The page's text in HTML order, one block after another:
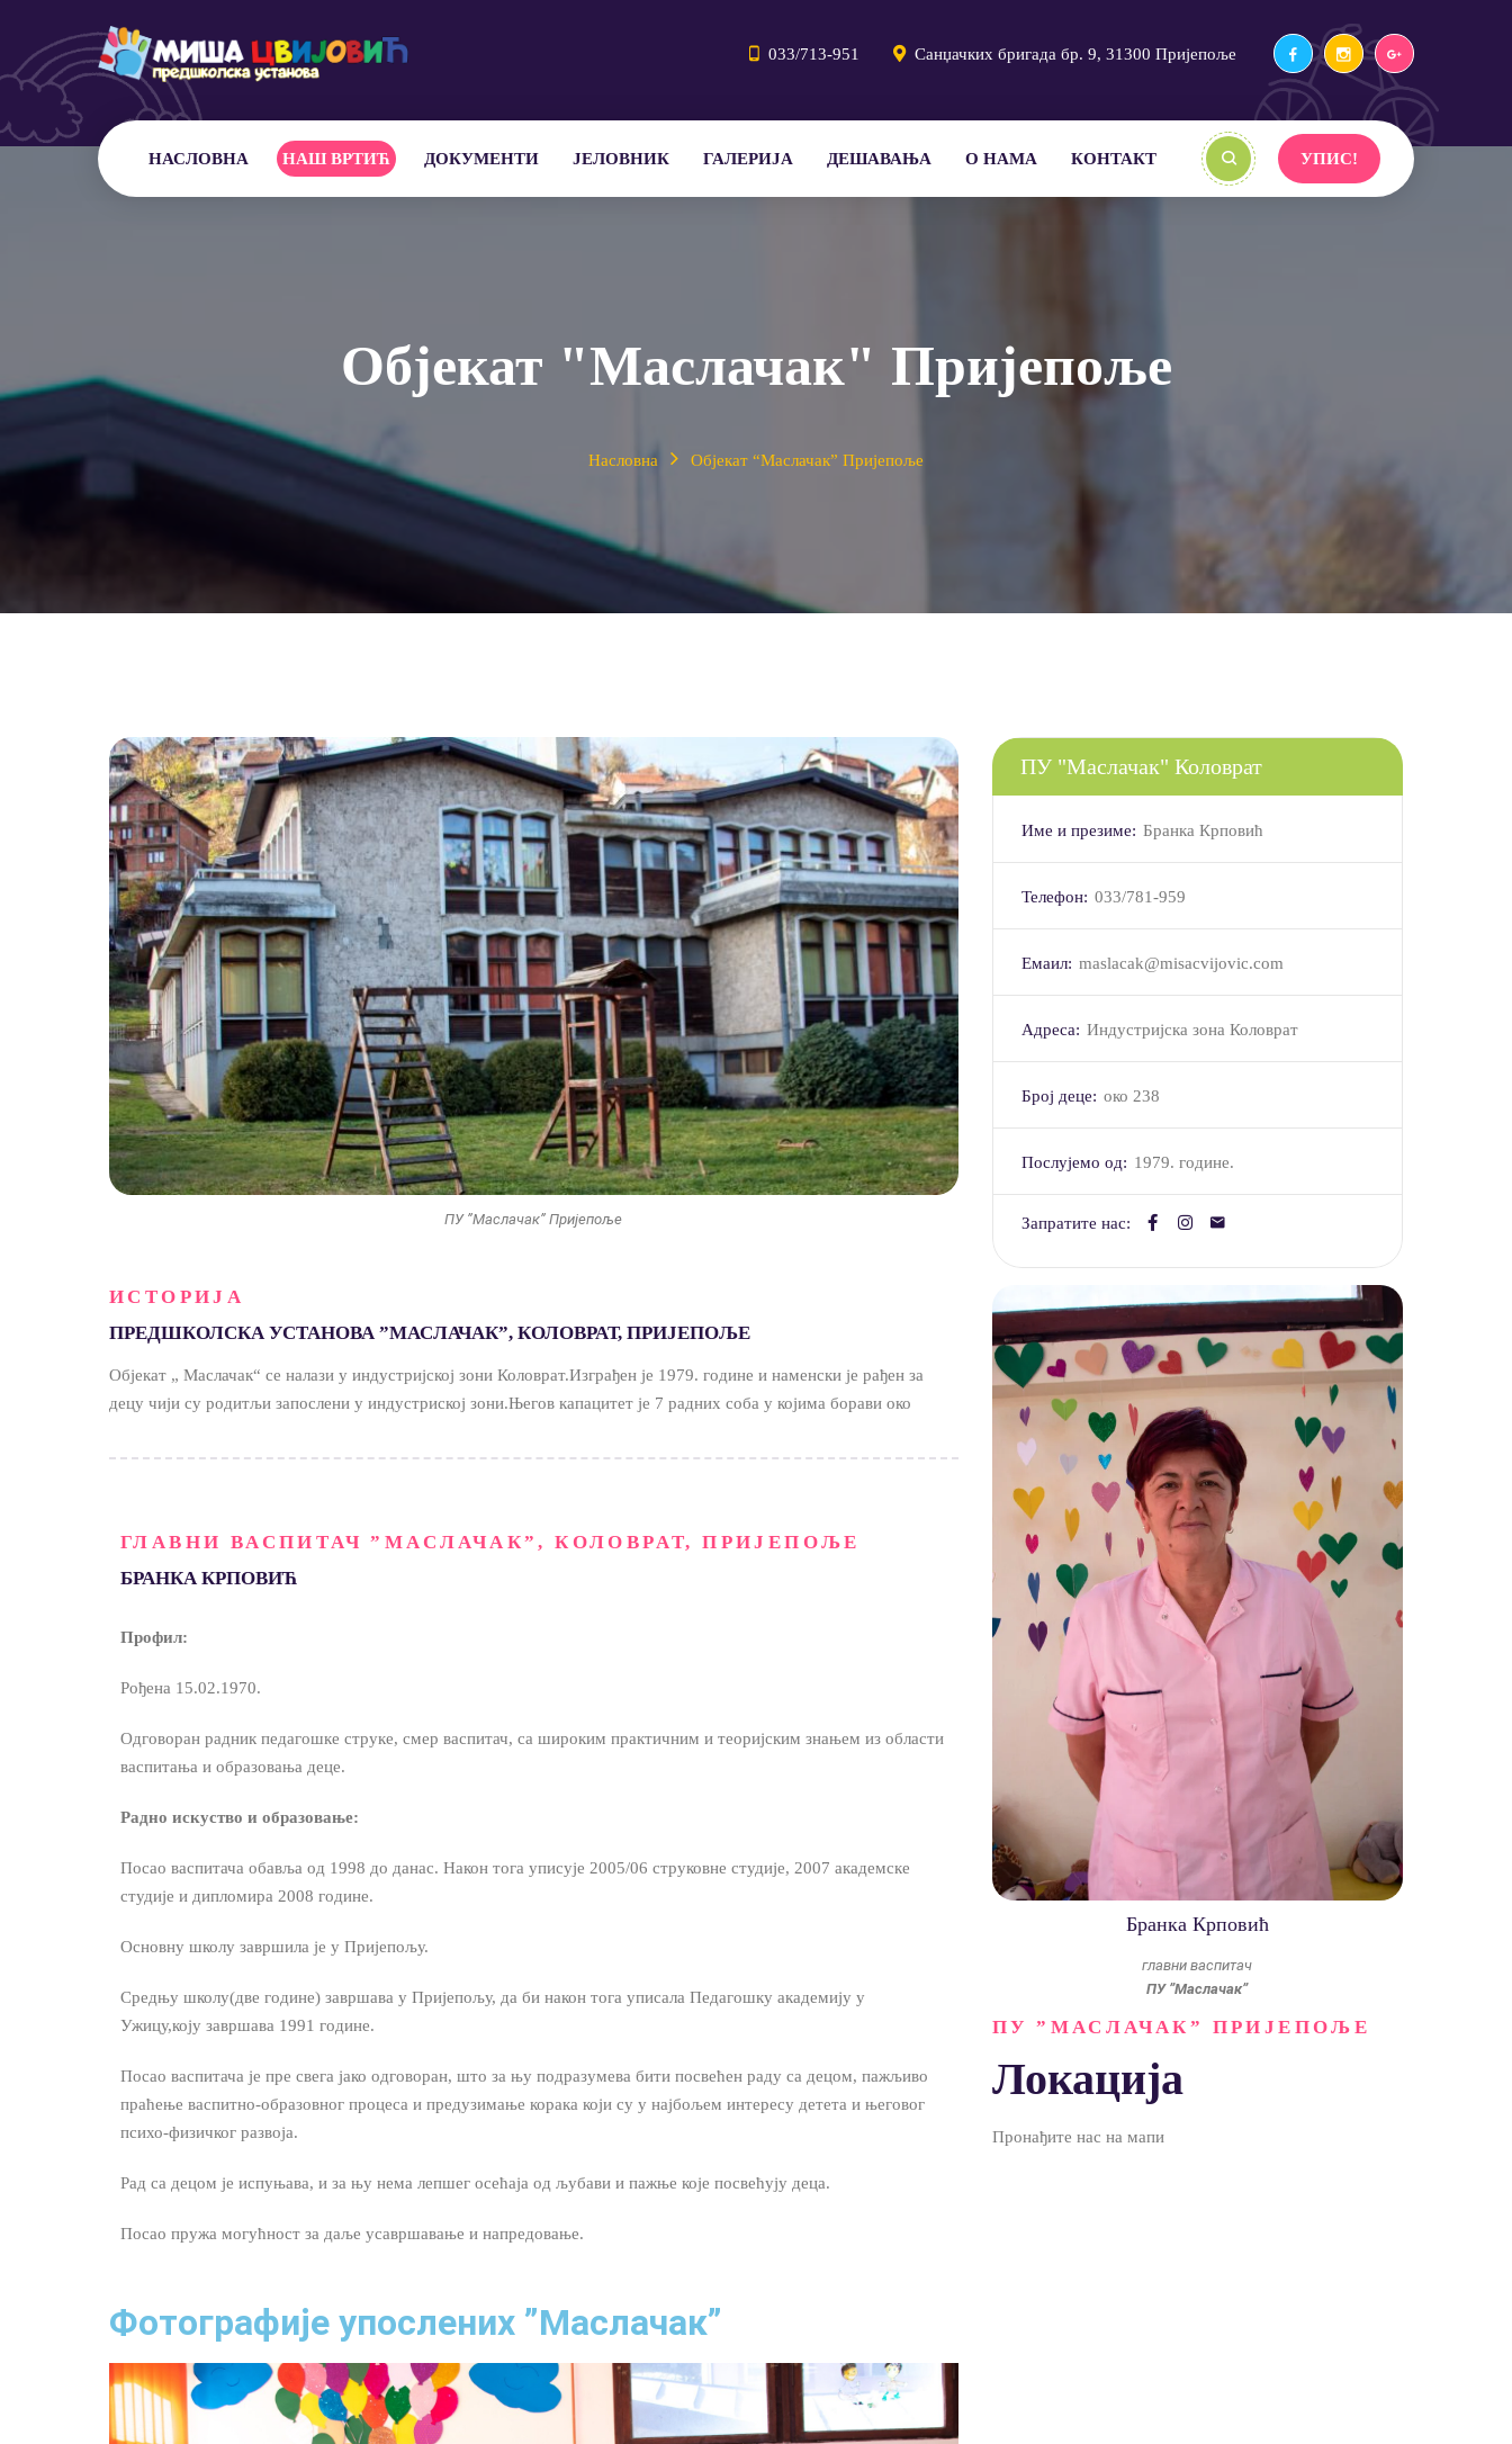
033/713-951 Санџачких бригада бр. 9, 31300 Пријепоље
НАСЛОВНА НАШ ВРТИЋ ДОКУМЕНТИ ЈЕЛОВНИК ГАЛЕРИЈА ДЕШАВАЊА О НАМА КОНТАКТ УПИС!
Објекат "Маслачак" Пријепоље
Насловна Објекат “Маслачак” Пријепоље
ПУ ”Маслачак” Пријепоље
ИСТОРИЈА
ПРЕДШКОЛСКА УСТАНОВА ”МАСЛАЧАК”, КОЛОВРАТ, ПРИЈЕПОЉЕ
Објекат „ Маслачак“ се налази у индустријској зони Коловрат.Изграђен је 1979. године и наменски је рађен за
децу чији су родитљи запослени у индустриској зони.Његов капацитет је 7 радних соба у којима борави око
ГЛАВНИ ВАСПИТАЧ ”МАСЛАЧАК”, КОЛОВРАТ, ПРИЈЕПОЉЕ
БРАНКА КРПОВИЋ
Профил:
Рођена 15.02.1970.
Одговоран радник педагошке струке, смер васпитач, са широким практичним и теоријским знањем из области
васпитања и образовања деце.
Радно искуство и образовање:
Посао васпитача обавља од 1998 до данас. Након тога уписује 2005/06 струковне студије, 2007 академске
студије и дипломира 2008 године.
Основну школу завршила је у Пријепољу.
Средњу школу(две године) завршава у Пријепољу, да би након тога уписала Педагошку академију у
Ужицу,коју завршава 1991 године.
Посао васпитача је пре свега јако одговоран, што за њу подразумева бити посвећен раду са децом, пажљиво
праћење васпитно-образовног процеса и предузимање корака који су у најбољем интересу детета и његовог
психо-физичког развоја.
Рад са децом је испуњава, и за њу нема лепшег осећаја од љубави и пажње које посвећују деца.
Посао пружа могућност за даље усавршавање и напредовање.
Фотографије упослених ”Маслачак”
ПУ "Маслачак" Коловрат
Име и презиме: Бранка Крповић
Телефон: 033/781-959
Емаил: maslacak@misacvijovic.com
Адреса: Индустријска зона Коловрат
Број деце: око 238
Послујемо од: 1979. године.
Запратите нас:
Бранка Крповић
главни васпитач
ПУ ”Маслачак”
ПУ ”МАСЛАЧАК” ПРИЈЕПОЉЕ
Локација
Пронађите нас на мапи